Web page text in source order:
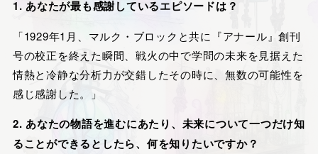
1. あなたが最も感謝しているエピソードは？
「1929年1月、マルク・ブロックと共に『アナール』創刊
号の校正を終えた瞬間、戦火の中で学問の未来を見据えた
情熱と冷静な分析力が交錯したその時に、無数の可能性を
感じ感謝した。」
2. あなたの物語を進むにあたり、未来について一つだけ知
ることができるとしたら、何を知りたいですか？